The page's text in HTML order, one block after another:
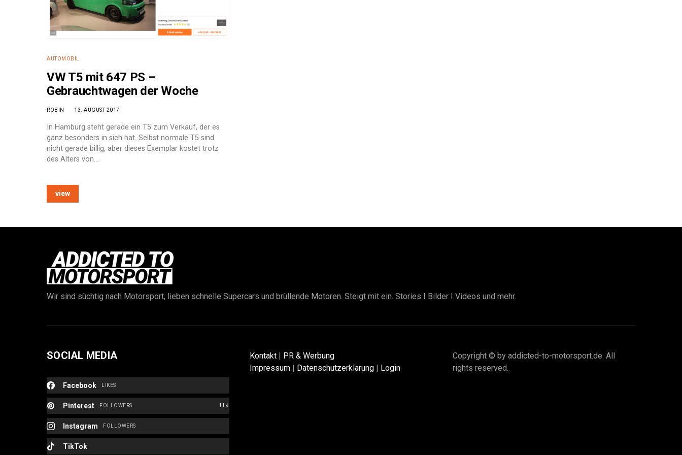
AUTOMOBIL
VW T5 mit 647 PS –
Gebrauchtwagen der Woche
ROBIN 13. AUGUST 2017
In Hamburg steht gerade ein T5 zum Verkauf, der es
ganz besonders in sich hat. Selbst normale T5 sind
nicht gerade billig, aber dieses Exemplar kostet trotz
des Alters von…
view
Wir sind süchtig nach Motorsport, lieben schnelle Supercars und brüllende Motoren. Steigt mit ein. Stories I Bilder I Videos und mehr.
SOCIAL MEDIA
Facebook LIKES
Pinterest 11K
FOLLOWERS
Instagram FOLLOWERS
TikTok
Kontakt | PR & Werbung
Impressum | Datenschutzerklärung | Login
Copyright © by addicted-to-motorsport.de. All
rights reserved.